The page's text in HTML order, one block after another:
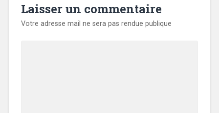
Laisser un commentaire
Votre adresse mail ne sera pas rendue publique